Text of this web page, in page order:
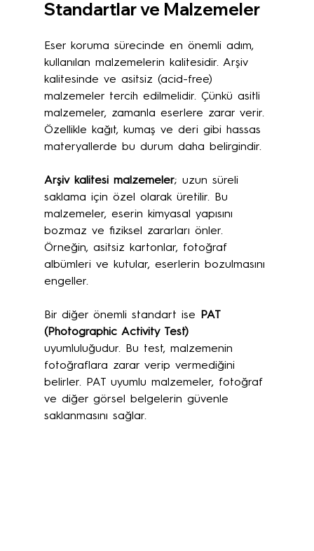
Standartlar ve Malzemeler
Eser koruma sürecinde en önemli adım,
kullanılan malzemelerin kalitesidir. Arşiv
kalitesinde ve asitsiz (acid-free)
malzemeler tercih edilmelidir. Çünkü asitli
malzemeler, zamanla eserlere zarar verir.
Özellikle kağıt, kumaş ve deri gibi hassas
materyallerde bu durum daha belirgindir.
Arşiv kalitesi malzemeler; uzun süreli
saklama için özel olarak üretilir. Bu
malzemeler, eserin kimyasal yapısını
bozmaz ve fiziksel zararları önler.
Örneğin, asitsiz kartonlar, fotoğraf
albümleri ve kutular, eserlerin bozulmasını
engeller.
Bir diğer önemli standart ise PAT
(Photographic Activity Test)
uyumluluğudur. Bu test, malzemenin
fotoğraflara zarar verip vermediğini
belirler. PAT uyumlu malzemeler, fotoğraf
ve diğer görsel belgelerin güvenle
saklanmasını sağlar.